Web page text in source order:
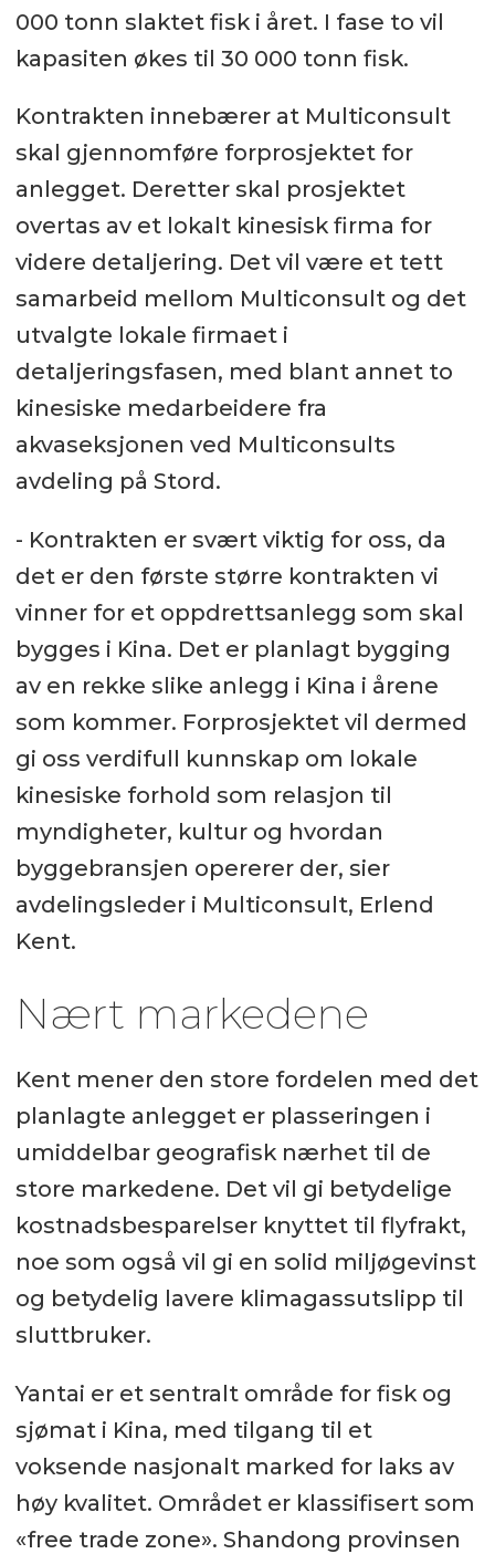
000 tonn slaktet fisk i året. I fase to vil
kapasiten økes til 30 000 tonn fisk.
Kontrakten innebærer at Multiconsult
skal gjennomføre forprosjektet for
anlegget. Deretter skal prosjektet
overtas av et lokalt kinesisk firma for
videre detaljering. Det vil være et tett
samarbeid mellom Multiconsult og det
utvalgte lokale firmaet i
detaljeringsfasen, med blant annet to
kinesiske medarbeidere fra
akvaseksjonen ved Multiconsults
avdeling på Stord.
- Kontrakten er svært viktig for oss, da
det er den første større kontrakten vi
vinner for et oppdrettsanlegg som skal
bygges i Kina. Det er planlagt bygging
av en rekke slike anlegg i Kina i årene
som kommer. Forprosjektet vil dermed
gi oss verdifull kunnskap om lokale
kinesiske forhold som relasjon til
myndigheter, kultur og hvordan
byggebransjen opererer der, sier
avdelingsleder i Multiconsult, Erlend
Kent.
Nært markedene
Kent mener den store fordelen med det
planlagte anlegget er plasseringen i
umiddelbar geografisk nærhet til de
store markedene. Det vil gi betydelige
kostnadsbesparelser knyttet til flyfrakt,
noe som også vil gi en solid miljøgevinst
og betydelig lavere klimagassutslipp til
sluttbruker.
Yantai er et sentralt område for fisk og
sjømat i Kina, med tilgang til et
voksende nasjonalt marked for laks av
høy kvalitet. Området er klassifisert som
«free trade zone». Shandong provinsen